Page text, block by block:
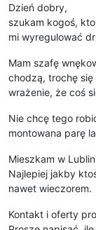
Dzień dobry,
szukam kogoś,
mi wyregulować
Mam szafę
chodzą, trochę
wrażenie, że coś
Nie chcę tego
montowana parę
Mieszkam w
Najlepiej jakby
nawet wieczorem.
Kontakt i oferty